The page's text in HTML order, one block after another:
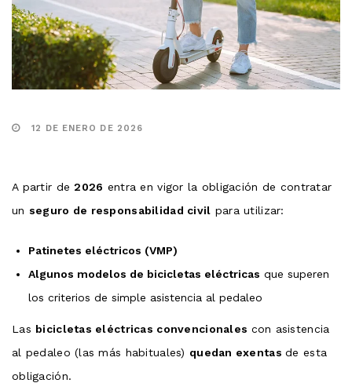
12 DE ENERO DE 2026
A partir de2026 entra en vigor la obligación de contratar
un seguro de responsabilidad civil para utilizar:
Patinetes eléctricos (VMP)
Algunos modelos de bicicletas eléctricas que superen
los criterios de simple asistencia al pedaleo
Las bicicletas eléctricas convencionales con asistencia
al pedaleo (las más habituales) quedan exentasde esta
obligación.